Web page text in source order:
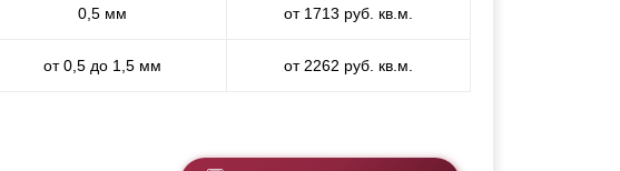
0,5 мм от 1713 руб. кв.м.
от 0,5 до 1,5 мм от 2262 руб. кв.м.